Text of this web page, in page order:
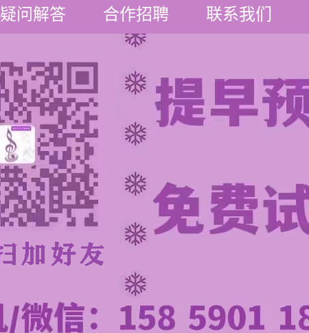
疑问解答 合作招聘 联系我们